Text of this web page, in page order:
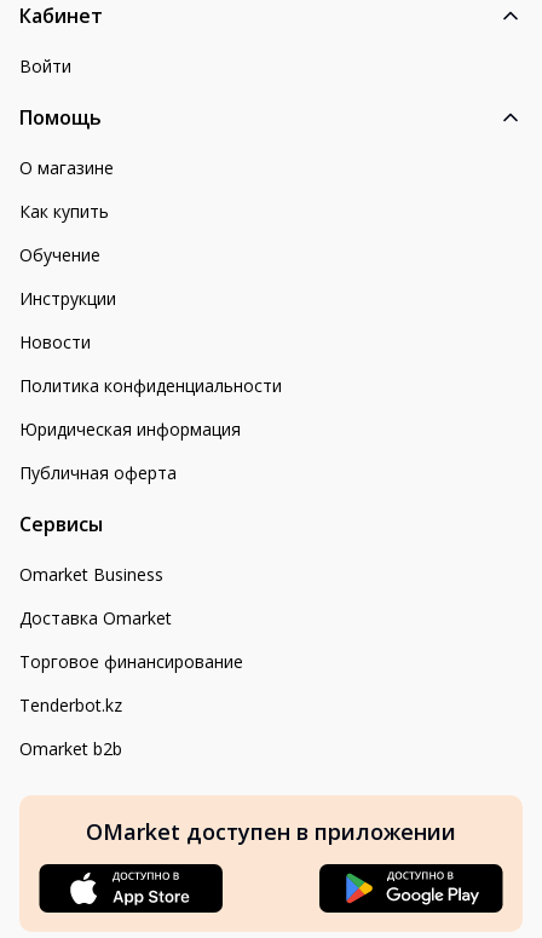
Кабинет
Войти
Помощь
О магазине
Как купить
Обучение
Инструкции
Новости
Политика конфиденциальности
Юридическая информация
Публичная оферта
Сервисы
Omarket Business
Доставка Omarket
Торговое финансирование
Tenderbot.kz
Omarket b2b
OMarket доступен в приложении